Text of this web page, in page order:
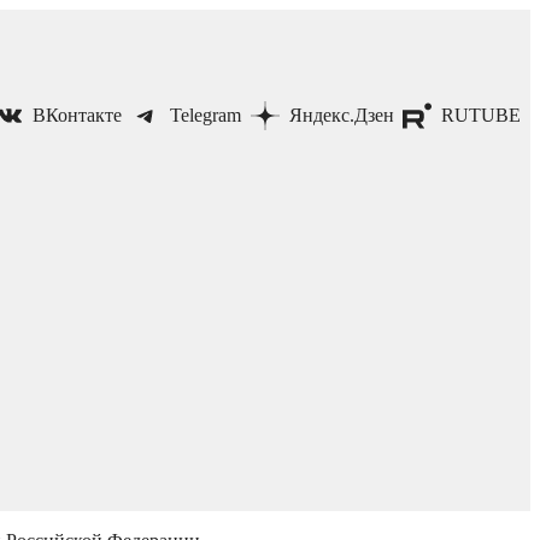
ВКонтакте Telegram Яндекс.Дзен RUTUBE